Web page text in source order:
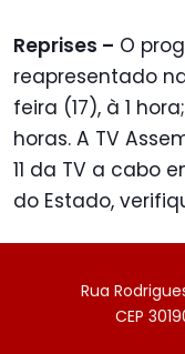
Reprises – O
reapresentado
feira (17), à 1
horas. A TV
11 da TV a cabo
do Estado,
Rua
CEP